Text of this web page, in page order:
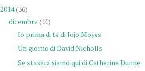
2014(36)
dicembre (10)
Io prima di te di Jojo Moyes
Un giorno di David Nicholls
Se stasera siamo qui di Catherine Dunne